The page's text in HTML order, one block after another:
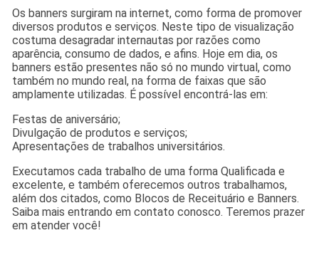
Os banners surgiram na internet, como forma de promover
diversos produtos e serviços. Neste tipo de visualização
costuma desagradar internautas por razões como
aparência, consumo de dados, e afins. Hoje em dia, os
banners estão presentes não só no mundo virtual, como
também no mundo real, na forma de faixas que são
amplamente utilizadas. É possível encontrá-las em:
Festas de aniversário;
Divulgação de produtos e serviços;
Apresentações de trabalhos universitários.
Executamos cada trabalho de uma forma Qualificada e
excelente, e também oferecemos outros trabalhamos,
além dos citados, como Blocos de Receituário e Banners.
Saiba mais entrando em contato conosco. Teremos prazer
em atender você!